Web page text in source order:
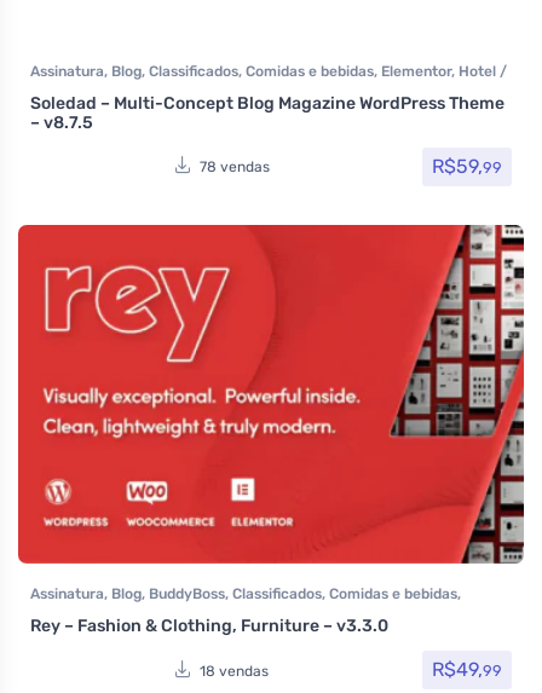
Assinatura, Blog, Classificados, Comidas e bebidas, Elementor, Hotel /
Imobiliária Loja Virtual
Multiuso, Política, Portfolio, Reservas e Aluguel, Saúde e Beleza , Som
Soledad – Multi-Concept Blog Magazine WordPress Theme
– v8.7.5
78 vendas R$59,99
Assinatura, Blog, BuddyBoss, Classificados, Comidas e bebidas,
Elementor
Hotel / Viagem Imobiliária Loja Virtual , MarketPlace
Multiuso
Saúde e Beleza Som e video Tecnologia
Venda de carros
Rey – Fashion & Clothing, Furniture – v3.3.0
18 vendas R$49,99